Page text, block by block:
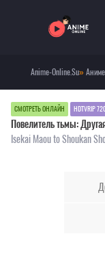
Anime-Online.Su»
СМОТРЕТЬ ОНЛАЙН HDTVRIP
Повелитель тьмы:
Isekai Maou to Shoukan